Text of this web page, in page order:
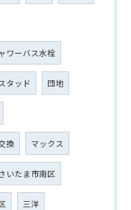
ワーバス水栓
タッド 団地
換 マックス
いたま市南区
三洋